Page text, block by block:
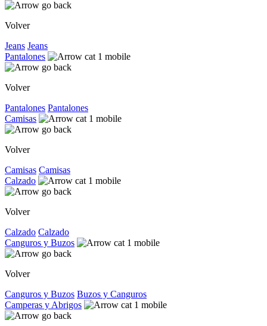
Volver
Jeans Jeans
Pantalones
Volver
Pantalones Pantalones
Camisas
Volver
Camisas Camisas
Calzado
Volver
Calzado Calzado
Canguros y Buzos
Volver
Canguros y Buzos Buzos y Canguros
Camperas y Abrigos